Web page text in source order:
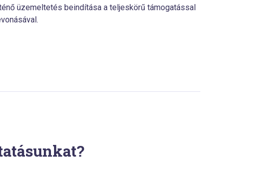
üzemeltetés beindítása a teljeskörű támogatással